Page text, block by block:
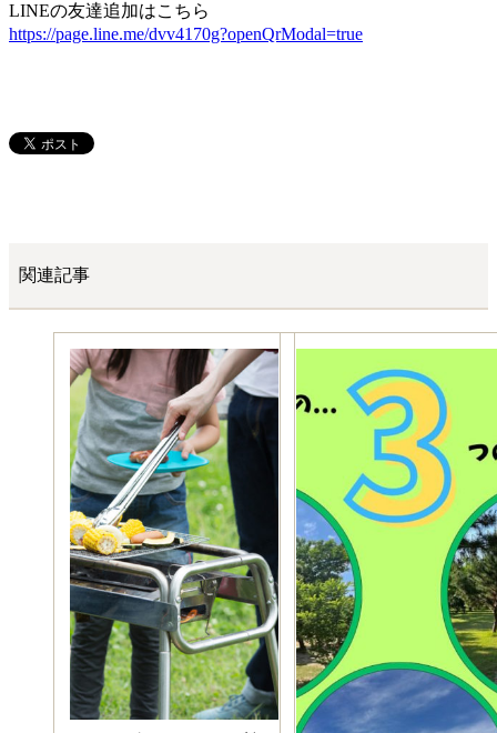
LINEの友達追加はこちら
https://page.line.me/dvv4170g?openQrModal=true
関連記事